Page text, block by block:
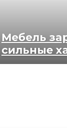
Мебель
сильные